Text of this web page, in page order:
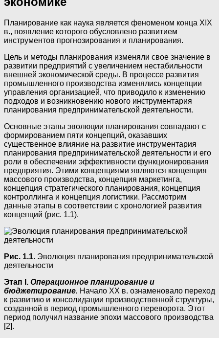
Планирование как наука является феноменом конца XIX
в., появление которого обусловлено развитием
инструментов прогнозирования и планирования.
Цель и методы планирования изменяли свое значение в
развитии предприятий с увеличением нестабильности
внешней экономической среды. В процессе развития
промышленного производства изменялись концепции
управления организацией, что приводило к изменению
подходов и возникновению нового инструментария
планирования предпринимательской деятельности.
Основные этапы эволюции планирования совпадают с
формированием пяти концепций, оказавших
существенное влияние на развитие инструментария
планирования предпринимательской деятельности и его
роли в обеспечении эффективности функционирования
предприятия. Этими концепциями являются концепция
массового производства, концепция маркетинга,
концепция стратегического планирования, концепция
контроллинга и концепция логистики. Рассмотрим
данные этапы в соответствии с хронологией развития
концепций (рис. 1.1).
Рис. 1.1. Эволюция планирования предпринимательской
деятельности
Этап I. Операционное планирование и
бюджетирование. Начало XX в. ознаменовало переход
к развитию и консолидации производственной структуры,
созданной в период промышленного переворота. Этот
период получил название эпохи массового производства
[2].